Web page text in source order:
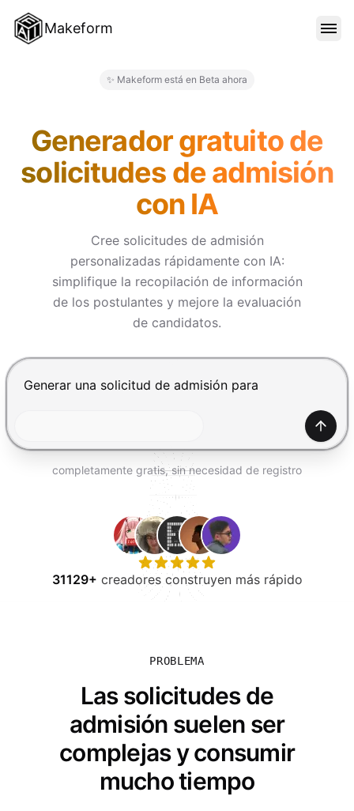
Makeform
BLOG
INICIAR SESIÓN
PROBAR GRATIS
✨ Makeform está en Beta ahora
Generador gratuito de
solicitudes de admisión
con IA
Cree solicitudes de admisión
personalizadas rápidamente con IA:
simplifique la recopilación de información
de los postulantes y mejore la evaluación
de candidatos.
Presiona Enter para enviar, Shift+Enter para añadir
completamente gratis, sin necesidad de registro
31129+ creadores construyen más rápido
PROBLEMA
Las solicitudes de
admisión suelen ser
complejas y consumir
mucho tiempo